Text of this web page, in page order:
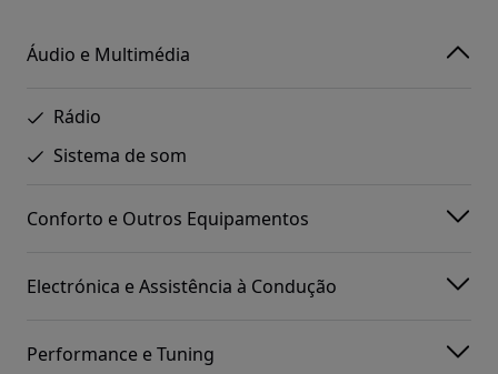
Áudio e Multimédia
Rádio
Sistema de som
Conforto e Outros Equipamentos
Electrónica e Assistência à Condução
Performance e Tuning